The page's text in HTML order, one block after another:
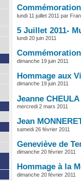
lundi 11 juillet 2011 par
5 Juillet 2011-
lundi 20 juin 2011
dimanche 19 juin 2011
Hommage aux
dimanche 19 juin 2011
Jeanne
mercredi 2 mars 2011
Jean
samedi 26 février 2011
Geneviève de
dimanche 20 février 2011
Hommage à la
dimanche 20 février 2011